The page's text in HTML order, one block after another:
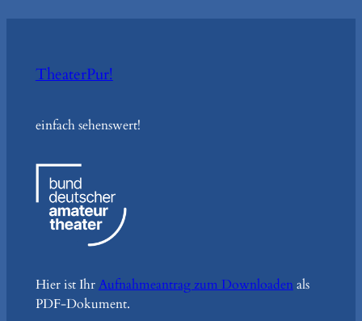
TheaterPur!
einfach sehenswert!
Hier ist IhrAufnahmeantrag zum Downloadenals
PDF-Dokument.